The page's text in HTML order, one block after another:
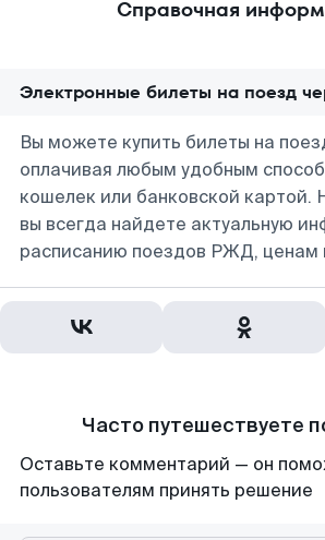
Справочная
Электронные билеты на поезд
Вы можете купить билеты на
оплачивая любым удобным
кошелек или банковской картой.
вы всегда найдете актуальную
расписанию поездов РЖД, ценам
Часто путешествуете
Оставьте комментарий — он
пользователям принять решение